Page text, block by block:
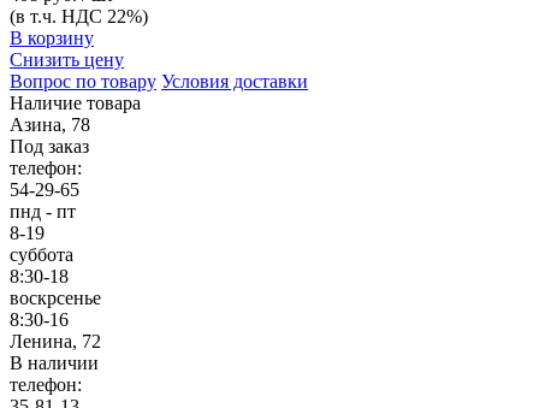
(в т.ч. НДС 22%)
В корзину
Снизить цену
Вопрос по товару Условия доставки
Наличие товара
Азина, 78
Под заказ
телефон:
54-29-65
пнд - пт
8-19
суббота
8:30-18
воскрсенье
8:30-16
Ленина, 72
В наличии
телефон: